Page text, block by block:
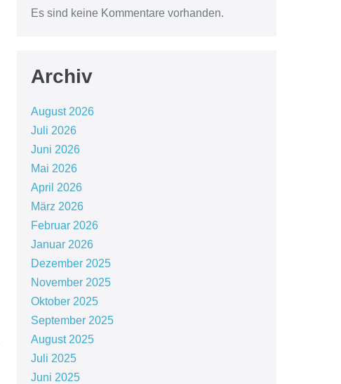
Es sind keine Kommentare vorhanden.
Archiv
August 2026
Juli 2026
Juni 2026
Mai 2026
April 2026
März 2026
Februar 2026
Januar 2026
Dezember 2025
November 2025
Oktober 2025
September 2025
August 2025
Juli 2025
Juni 2025